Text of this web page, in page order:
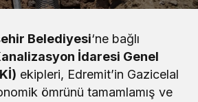
Belediyesi‘ne bağlı
İdaresi Genel
ekipleri, Edremit’in Gazicelal
ömrünü tamamlamış ve